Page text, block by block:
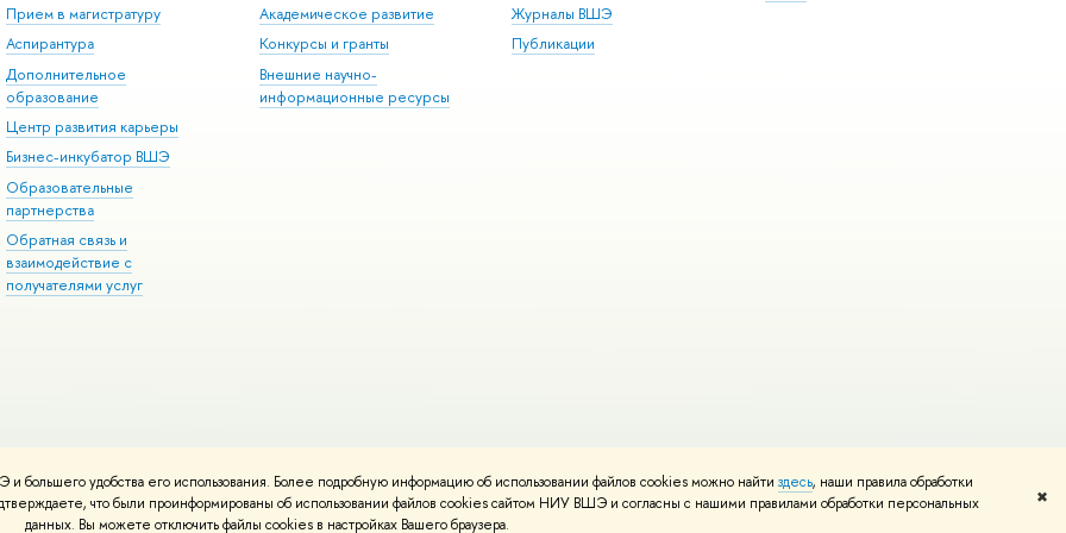
удобства его использования. Более подробную информацию об использовании файлов cookies можно найти здесь, наши правила обработки
что были проинформированы об использовании файлов cookies сайтом НИУ ВШЭ и согласны с нашими правилами обработки персональных
данных. Вы можете отключить файлы cookies в настройках Вашего браузера.
✖
Прием в магистратуру
Аспирантура
Дополнительное
образование
Центр развития карьеры
Бизнес-инкубатор ВШЭ
Образовательные
партнерства
Обратная связь и
взаимодействие с
получателями услуг
Академическое развитие
Конкурсы и гранты
Внешние научно-
информационные ресурсы
Журналы ВШЭ
Публикации
Редактору
Условия использования материалов Политика конфиденциальности Карта сайта
вШколе дизайна НИУ ВШЭ